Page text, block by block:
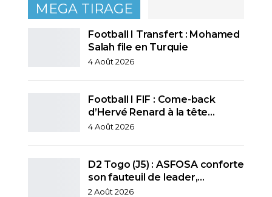
MEGA TIRAGE
Football I Transfert : Mohamed
Salah file en Turquie
4 Août 2026
Football I FIF : Come-back
d’Hervé Renard à la tête…
4 Août 2026
D2 Togo (J5) : ASFOSA conforte
son fauteuil de leader,…
2 Août 2026